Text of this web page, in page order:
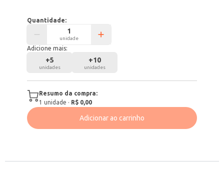
Quantidade:
unidade
Adicione mais:
+5
unidades
+10
unidades
Resumo da compra:
1 unidade · R$ 0,00
Adicionar ao carrinho